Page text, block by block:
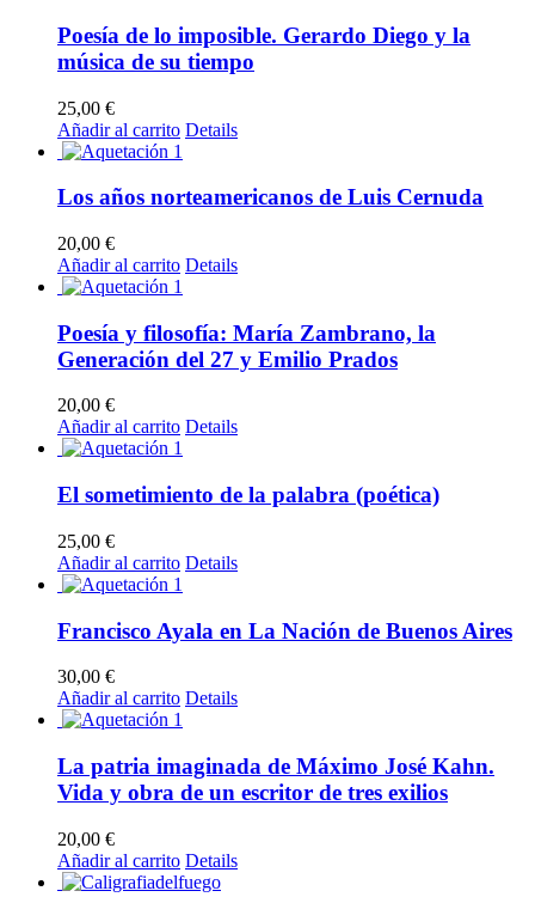
Poesía de lo imposible. Gerardo Diego y la
música de su tiempo
25,00 €
Añadir al carrito Details
Los años norteamericanos de Luis Cernuda
20,00 €
Añadir al carrito Details
Poesía y filosofía: María Zambrano, la
Generación del 27 y Emilio Prados
20,00 €
Añadir al carrito Details
El sometimiento de la palabra (poética)
25,00 €
Añadir al carrito Details
Francisco Ayala en La Nación de Buenos Aires
30,00 €
Añadir al carrito Details
La patria imaginada de Máximo José Kahn.
Vida y obra de un escritor de tres exilios
20,00 €
Añadir al carrito Details